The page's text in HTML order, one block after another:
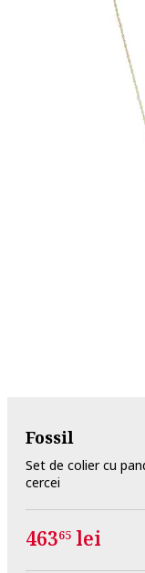
Fossil
Set de colier cu
cercei
46365 lei